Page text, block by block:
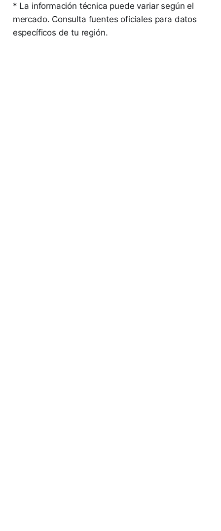
* La información técnica puede variar según el
mercado. Consulta fuentes oficiales para datos
específicos de tu región.